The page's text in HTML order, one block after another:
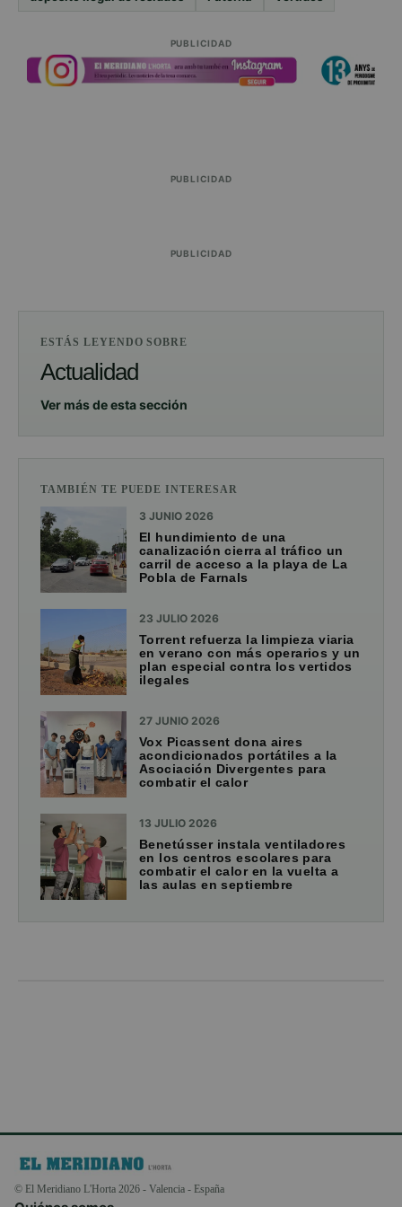
PUBLICIDAD
PUBLICIDAD
PUBLICIDAD
ESTÁS LEYENDO SOBRE
Actualidad
Ver más de esta sección
TAMBIÉN TE PUEDE INTERESAR
3 JUNIO 2026
El hundimiento de una
canalización cierra al tráfico un
carril de acceso a la playa de La
Pobla de Farnals
23 JULIO 2026
Torrent refuerza la limpieza viaria
en verano con más operarios y un
plan especial contra los vertidos
ilegales
27 JUNIO 2026
Vox Picassent dona aires
acondicionados portátiles a la
Asociación Divergentes para
combatir el calor
13 JULIO 2026
Benetússer instala ventiladores
en los centros escolares para
combatir el calor en la vuelta a
las aulas en septiembre
© El Meridiano L'Horta 2026 - Valencia - España